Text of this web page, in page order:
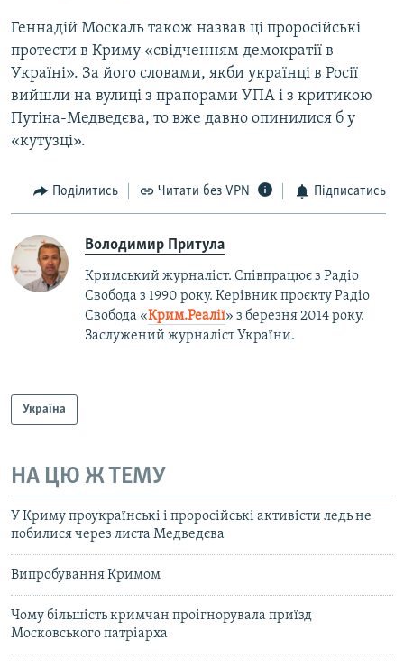
Геннадій Москаль також назвав ці проросійські
протести в Криму «свідченням демократії в
Україні». За його словами, якби українці в Росії
вийшли на вулиці з прапорами УПА і з критикою
Путіна-Медведєва, то вже давно опинилися б у
«кутузці».
Поділитись Читати без VPN Підписатись
Володимир Притула
Кримський журналіст. Співпрацює з Радіо
Свобода з 1990 року. Керівник проєкту Радіо
Свобода «Крим.Реалії» з березня 2014 року.
Заслужений журналіст України.
Україна
НА ЦЮ Ж ТЕМУ
У Криму проукраїнські і проросійські активісти ледь не
побилися через листа Медведєва
Випробування Кримом
Чому більшість кримчан проігнорувала приїзд
Московського патріарха